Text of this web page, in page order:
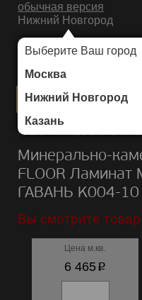
обычная версия
Нижний Новгород
Выберите Ваш город
Москва
Нижний Новгород
Казань
ИНТЕРНЕТ-МАГАЗИН НАПОЛЬНЫХ
Каталог/Минерально-
Минерально-
FLOOR Ламинат
ГАВАНЬ K004-10
Вы смотрите
Цена м.кв.
6 465p